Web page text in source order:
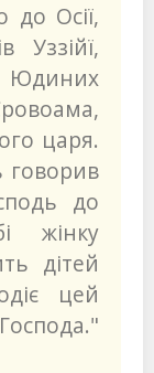
до Осії,
Уззійї,
Юдиних
царя.
говорив
до
жінку
дітей
цей